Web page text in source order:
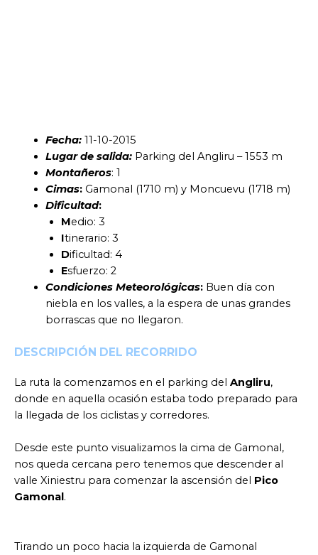
Fecha: 11-10-2015
Lugar de salida:Parking del Angliru – 1553 m
Montañeros: 1
Cimas:Gamonal (1710 m) y Moncuevu (1718 m)
Dificultad:
Medio: 3
Itinerario: 3
Dificultad: 4
Esfuerzo: 2
Condiciones Meteorológicas: Buen día con
niebla en los valles, a la espera de unas grandes
borrascas que no llegaron.
DESCRIPCIÓN DEL RECORRIDO
La ruta la comenzamos en el parking del Angliru,
donde en aquella ocasión estaba todo preparado para
la llegada de los ciclistas y corredores.
Desde este punto visualizamos la cima de Gamonal,
nos queda cercana pero tenemos que descender al
valle Xiniestru para comenzar la ascensión del Pico
Gamonal .
Tirando un poco hacia la izquierda de Gamonal